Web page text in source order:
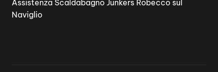
Assistenza Scaldabagno Junkers Robecco sul
Naviglio